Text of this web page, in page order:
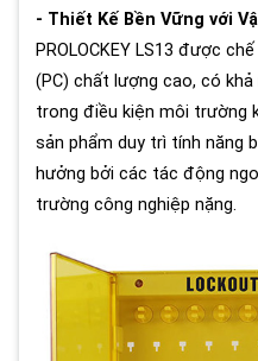
- Thiết Kế Bền Vững với
PROLOCKEY LS13 được
(PC) chất lượng cao, có
trong điều kiện môi trường
sản phẩm duy trì tính năng
hưởng bởi các tác động
trường công nghiệp nặng.